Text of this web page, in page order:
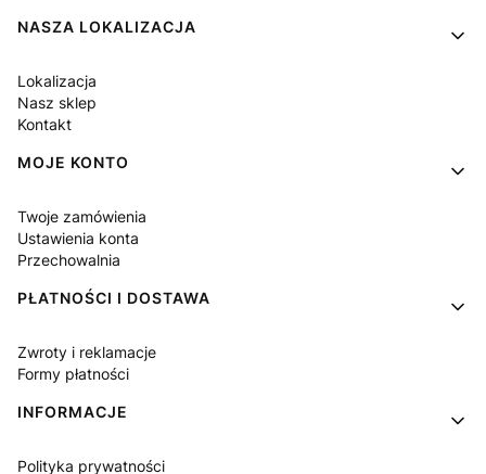
NASZA LOKALIZACJA
Lokalizacja
Nasz sklep
Kontakt
MOJE KONTO
Twoje zamówienia
Ustawienia konta
Przechowalnia
PŁATNOŚCI I DOSTAWA
Zwroty i reklamacje
Formy płatności
INFORMACJE
Polityka prywatności